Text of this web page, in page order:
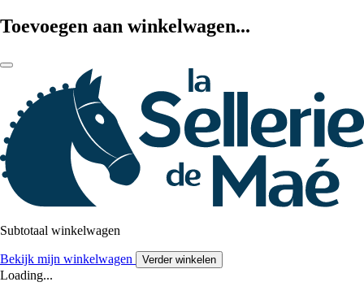
Toevoegen aan winkelwagen...
Subtotaal winkelwagen
Bekijk mijn winkelwagen Verder winkelen
Loading...